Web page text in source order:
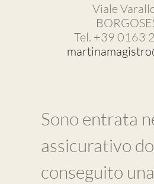
Viale
Tel. +39 0163
Sono entrata
assicurativo
conseguito